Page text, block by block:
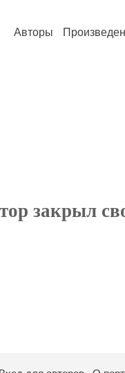
Авторы
закрыл